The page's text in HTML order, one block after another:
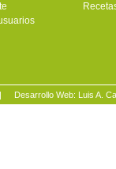
Desarrollo Web: Luis